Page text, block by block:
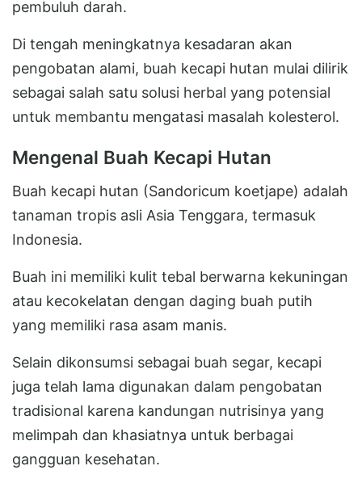
pembuluh darah.
Di tengah meningkatnya kesadaran akan
pengobatan alami, buah kecapi hutan mulai dilirik
sebagai salah satu solusi herbal yang potensial
untuk membantu mengatasi masalah kolesterol.
Mengenal Buah Kecapi Hutan
Buah kecapi hutan (Sandoricum koetjape) adalah
tanaman tropis asli Asia Tenggara, termasuk
Indonesia.
Buah ini memiliki kulit tebal berwarna kekuningan
atau kecokelatan dengan daging buah putih
yang memiliki rasa asam manis.
Selain dikonsumsi sebagai buah segar, kecapi
juga telah lama digunakan dalam pengobatan
tradisional karena kandungan nutrisinya yang
melimpah dan khasiatnya untuk berbagai
gangguan kesehatan.